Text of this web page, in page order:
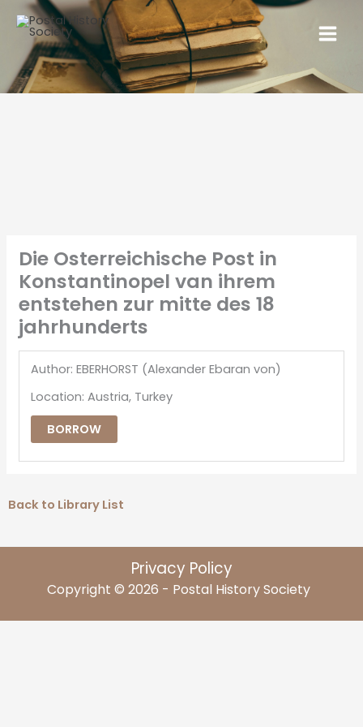
Die Osterreichische Post in
Konstantinopel van ihrem
entstehen zur mitte des 18
jahrhunderts
Author: EBERHORST (Alexander Ebaran von)
Location: Austria, Turkey
BORROW
Back to Library List
Privacy Policy
Copyright © 2026 - Postal History Society